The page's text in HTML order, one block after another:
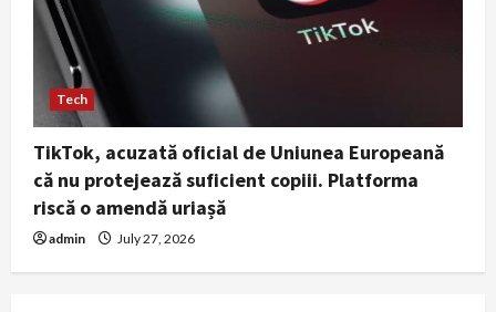
Tech
TikTok, acuzată oficial de Uniunea Europeană
că nu protejează suficient copiii. Platforma
riscă o amendă uriașă
admin July 27, 2026